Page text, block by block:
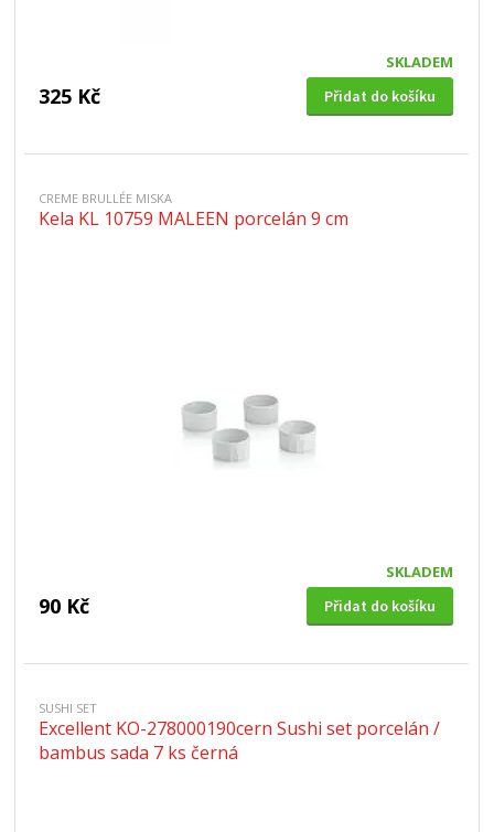
SKLADEM
325 Kč Přidat do košíku
CREME BRULLÉE MISKA
Kela KL 10759 MALEEN porcelán 9 cm
SKLADEM
90 Kč Přidat do košíku
SUSHI SET
Excellent KO-278000190cern Sushi set porcelán /
bambus sada 7 ks černá